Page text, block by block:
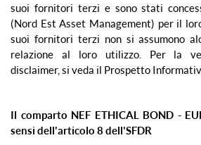
suoi fornitori terzi e sono stati
(Nord Est Asset Management) per il
suoi fornitori terzi non si assumono
relazione al loro utilizzo. Per la
disclaimer, si veda il Prospetto
Il comparto NEF ETHICAL BOND -
sensi dell'articolo 8 dell'SFDR